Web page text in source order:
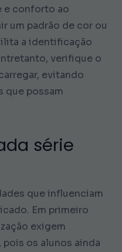
e conforto ao
um padrão de cor ou
a identificação
verifique o
evitando
que possam
série
que influenciam
Em primeiro
exigem
os alunos ainda